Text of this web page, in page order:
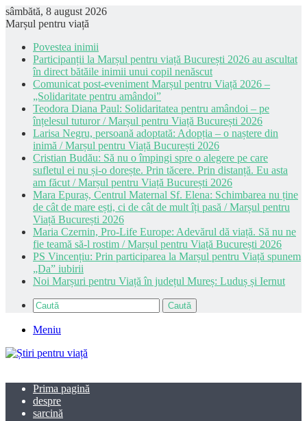
sâmbătă, 8 august 2026
Marșul pentru viață
Povestea inimii
Participanții la Marșul pentru viață București 2026 au ascultat
în direct bătăile inimii unui copil nenăscut
Comunicat post-eveniment Marșul pentru Viață 2026 –
„Solidaritate pentru amândoi”
Teodora Diana Paul: Solidaritatea pentru amândoi – pe
înțelesul tuturor / Marșul pentru Viață București 2026
Larisa Negru, persoană adoptată: Adopția – o naștere din
inimă / Marșul pentru Viață București 2026
Cristian Budău: Să nu o împingi spre o alegere pe care
sufletul ei nu și-o dorește. Prin tăcere. Prin distanță. Eu asta
am făcut / Marșul pentru Viață București 2026
Mara Epuraș, Centrul Maternal Sf. Elena: Schimbarea nu ține
de cât de mare ești, ci de cât de mult îți pasă / Marșul pentru
Viață București 2026
Maria Czernin, Pro-Life Europe: Adevărul dă viață. Să nu ne
fie teamă să-l rostim / Marșul pentru Viață București 2026
PS Vincențiu: Prin participarea la Marșul pentru Viață spunem
„Da” iubirii
Noi Marșuri pentru Viață în județul Mureș: Luduș și Iernut
Caută
Meniu
Prima pagină
despre
sarcină